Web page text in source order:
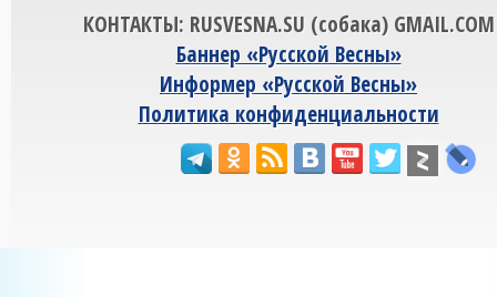
КОНТАКТЫ: RUSVESNA.SU (собака) GMAIL.COM
Баннер «Русской Весны»
Информер «Русской Весны»
Политика конфиденциальности